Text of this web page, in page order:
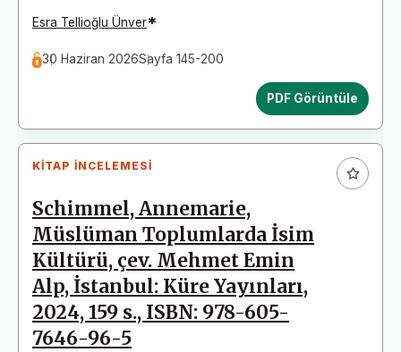
Esra Tellioğlu Ünver*
30 Haziran 2026Sayfa 145-200
PDF Görüntüle
KITAP İNCELEMESI
Schimmel, Annemarie,
Müslüman Toplumlarda İsim
Kültürü, çev. Mehmet Emin
Alp, İstanbul: Küre Yayınları,
2024, 159 s., ISBN: 978-605-
7646-96-5